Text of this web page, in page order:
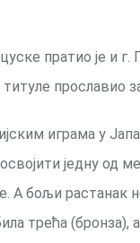
пратио је и
прославио
играма у
једну
А бољи
трећа